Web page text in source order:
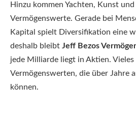
Hinzu kommen Yachten, Kunst
Vermögenswerte. Gerade bei
Kapital spielt Diversifikation eine
deshalb bleibt Jeff Bezos
jede Milliarde liegt in Aktien.
Vermögenswerten, die über Jahre
können.